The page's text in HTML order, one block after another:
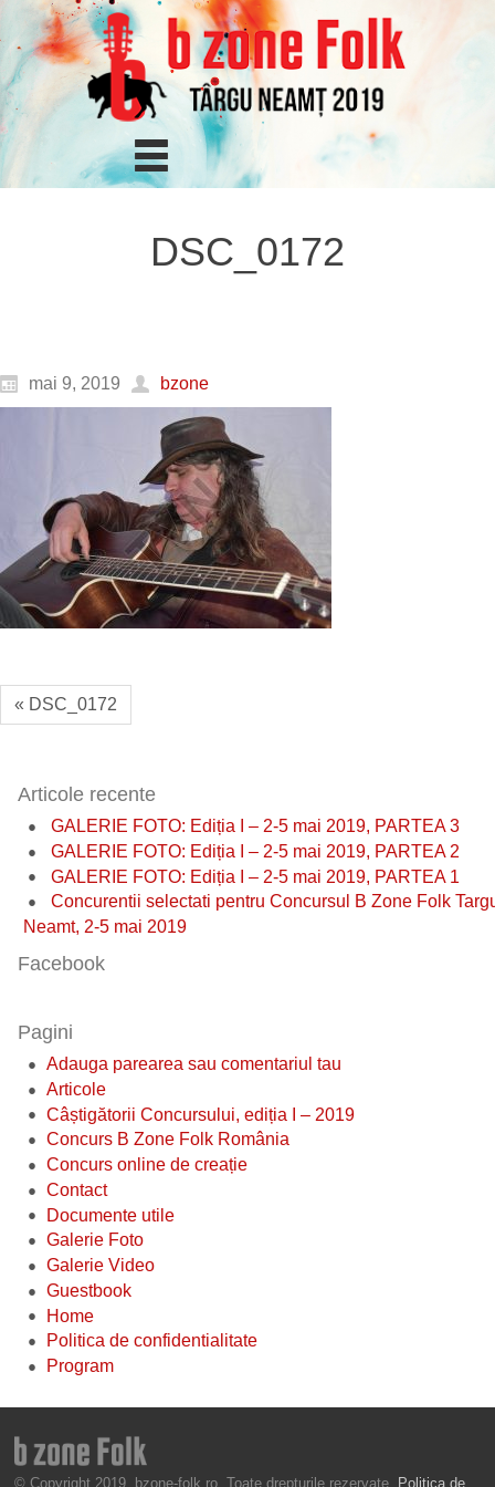
DSC_0172
mai 9, 2019 bzone
« DSC_0172
Articole recente
GALERIE FOTO: Ediția I – 2-5 mai 2019, PARTEA 3
GALERIE FOTO: Ediția I – 2-5 mai 2019, PARTEA 2
GALERIE FOTO: Ediția I – 2-5 mai 2019, PARTEA 1
Concurentii selectati pentru Concursul B Zone Folk
Neamt, 2-5 mai 2019
Facebook
Pagini
Adauga parearea sau comentariul tau
Articole
Câștigătorii Concursului, ediția I – 2019
Concurs B Zone Folk România
Concurs online de creație
Contact
Documente utile
Galerie Foto
Galerie Video
Guestbook
Home
Politica de confidentialitate
Program
© Copyright 2019, bzone-folk.ro. Toate drepturile rezervate. Politica de